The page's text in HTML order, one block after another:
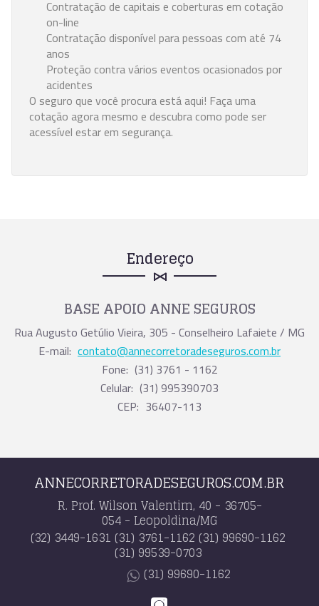
Contratação de capitais e coberturas em cotação
on-line
Contratação disponível para pessoas com até 74
anos
Proteção contra vários eventos ocasionados por
acidentes
O seguro que você procura está aqui! Faça uma
cotação agora mesmo e descubra como pode ser
acessível estar em segurança.
Endereço
BASE APOIO ANNE SEGUROS
Rua Augusto Getúlio Vieira, 305 - Conselheiro Lafaiete / MG
E-mail: contato@annecorretoradeseguros.com.br
Fone: (31) 3761 - 1162
Celular: (31) 995390703
CEP: 36407-113
ANNECORRETORADESEGUROS.COM.BR
R. Prof. Wilson Valentim, 40 - 36705-
054 - Leopoldina/MG
(32) 3449-1631 (31) 3761-1162 (31) 99690-1162
(31) 99539-0703
(31) 99690-1162